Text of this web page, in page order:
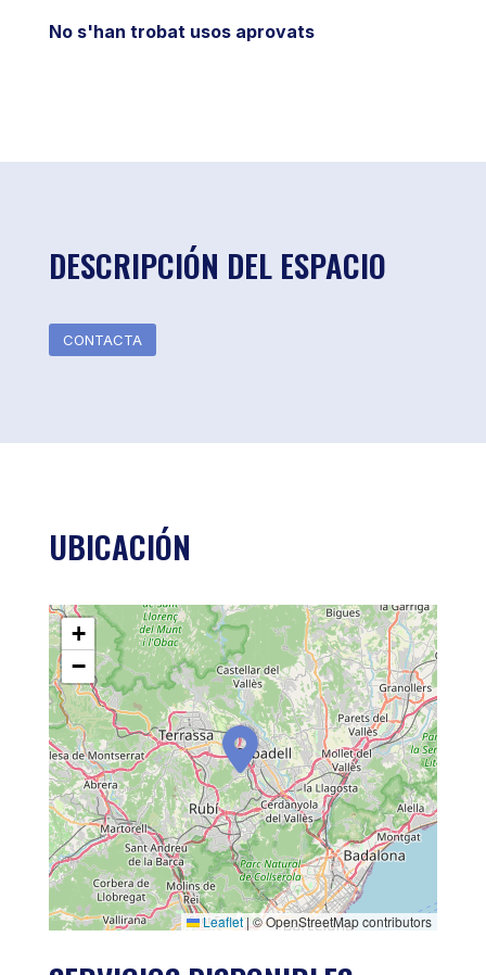
No s'han trobat usos aprovats
DESCRIPCIÓN DEL ESPACIO
CONTACTA
UBICACIÓN
+
−
Leaflet | © OpenStreetMap contributors